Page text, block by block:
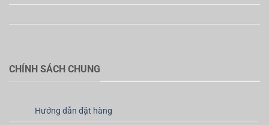
CHÍNH SÁCH CHUNG
Hướng dẫn đặt hàng